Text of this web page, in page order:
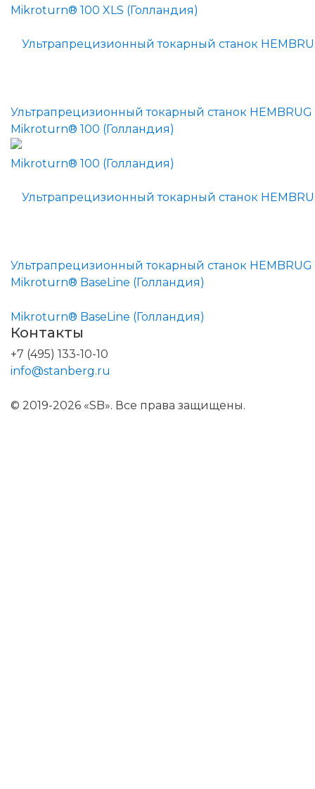
Ультрапрецизионный токарный станок HEMBRUG
Mikroturn® 100 (Голландия)
Ультрапрецизионный токарный станок HEMBRUG
Mikroturn® BaseLine (Голландия)
Контакты
+7 (495) 133-10-10
info@stanberg.ru
© 2019-2026 «SB». Все права защищены.